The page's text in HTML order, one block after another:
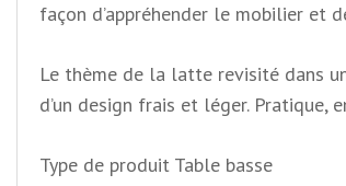
façon d’appréhender le mobilier et
Le thème de la latte revisité dans
d’un design frais et léger.
Type de produit Table basse